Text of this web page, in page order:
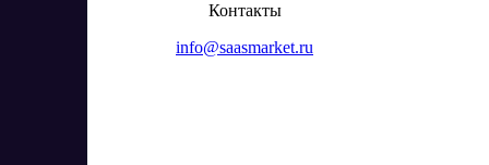
Контакты
info@saasmarket.ru